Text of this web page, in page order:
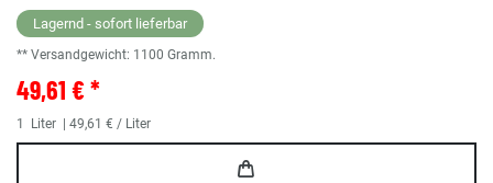
Lagernd - sofort lieferbar
** Versandgewicht: 1100 Gramm.
49,61 € *
1 Liter | 49,61 € / Liter